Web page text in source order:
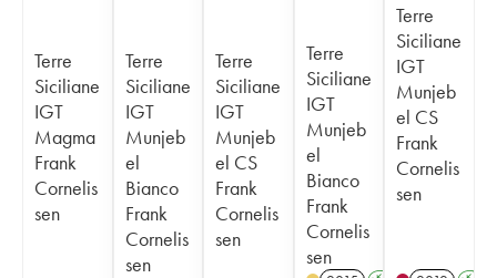
Terre
Siciliane
IGT
Magma
Frank
Cornelis
sen
Terre
Siciliane
IGT
Munjeb
el
Bianco
Frank
Cornelis
sen
Terre
Siciliane
IGT
Munjeb
el CS
Frank
Cornelis
sen
Terre
Siciliane
IGT
Munjeb
el
Bianco
Frank
Cornelis
sen
Terre
Siciliane
IGT
Munjeb
el CS
Frank
Cornelis
sen